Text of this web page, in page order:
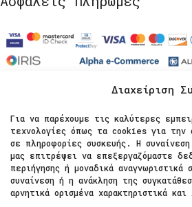
Διαχείριση
Για να παρέχουμε τις καλύτερες
τεχνολογίες όπως τα cookies για την
σε πληροφορίες συσκευής. Η
μας επιτρέψει να επεξεργαζόμαστε
περιήγησης ή μοναδικά
συναίνεση ή η ανάκληση της
αρνητικά ορισμένα χαρακτηριστικά και
Ακολουθήστε μας